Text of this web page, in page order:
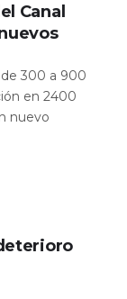
Canal
de 300 a 900
en 2400
nuevo